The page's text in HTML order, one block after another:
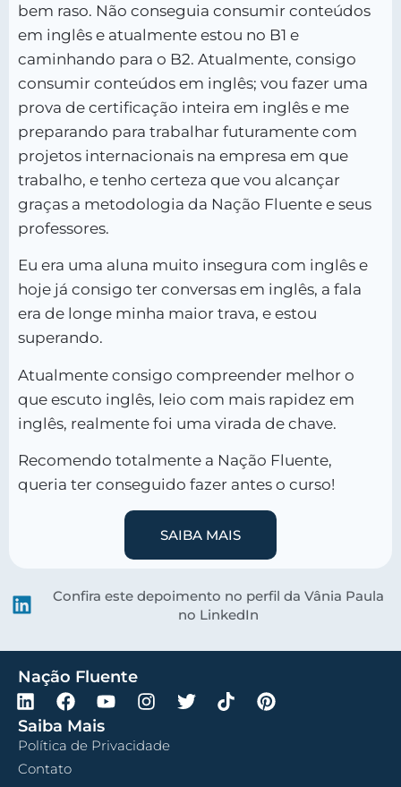
bem raso. Não conseguia consumir conteúdos
em inglês e atualmente estou no B1 e
caminhando para o B2. Atualmente, consigo
consumir conteúdos em inglês; vou fazer uma
prova de certificação inteira em inglês e me
preparando para trabalhar futuramente com
projetos internacionais na empresa em que
trabalho, e tenho certeza que vou alcançar
graças a metodologia da Nação Fluente e seus
professores.
Eu era uma aluna muito insegura com inglês e
hoje já consigo ter conversas em inglês, a fala
era de longe minha maior trava, e estou
superando.
Atualmente consigo compreender melhor o
que escuto inglês, leio com mais rapidez em
inglês, realmente foi uma virada de chave.
Recomendo totalmente a Nação Fluente,
queria ter conseguido fazer antes o curso!
SAIBA MAIS
Confira este depoimento no perfil da Vânia Paula
no LinkedIn
Nação Fluente
Saiba Mais
Política de Privacidade
Contato